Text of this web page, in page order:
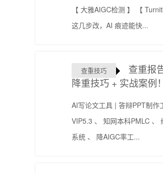
【 大雅AIGC检测 】 【
这几步改，AI 痕迹能快...
查重技巧
查重报
降重技巧 + 实战案例​！
AI写论文工具 | 答辩PPT制
VIP5.3 、 知网本科PMLC 、
系统 、 降AIGC率工...